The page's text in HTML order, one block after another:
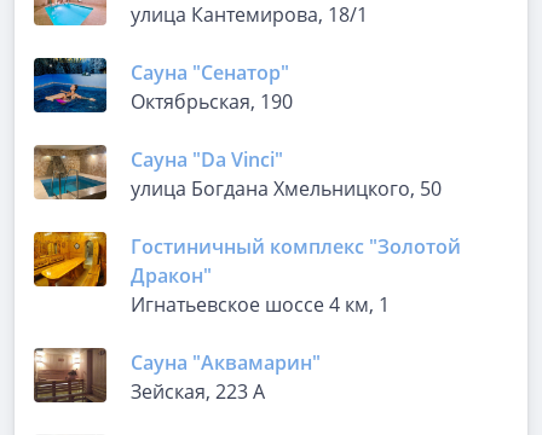
улица Кантемирова, 18/1
Сауна "Сенатор"
Октябрьская, 190
Сауна "Da Vinci"
улица Богдана Хмельницкого, 50
Гостиничный комплекс "Золотой
Дракон"
Игнатьевское шоссе 4 км, 1
Сауна "Аквамарин"
Зейская, 223 А